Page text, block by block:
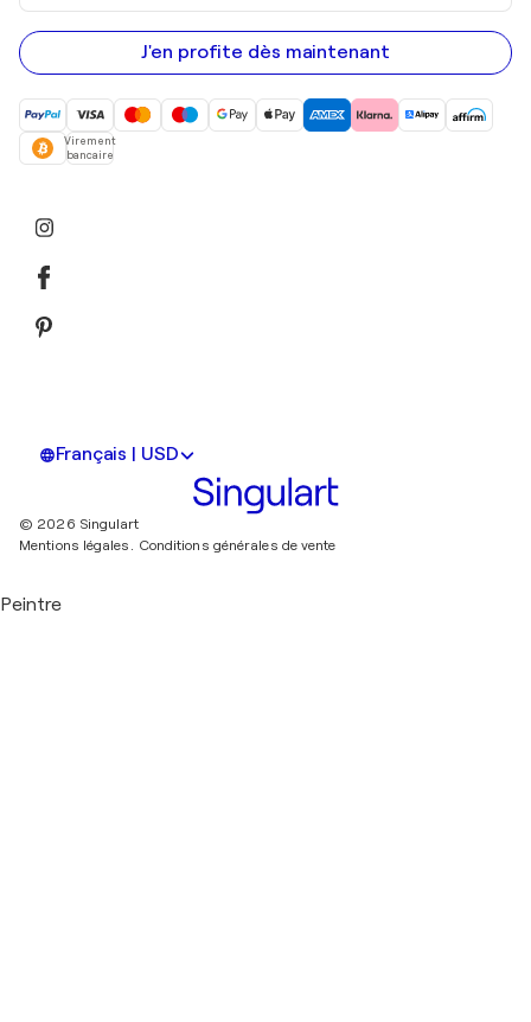
adresse
e-
mail
J'en profite dès maintenant
Virement
bancaire
Français | USD
© 2026 Singulart
Mentions légales. Conditions générales de vente
Peintre